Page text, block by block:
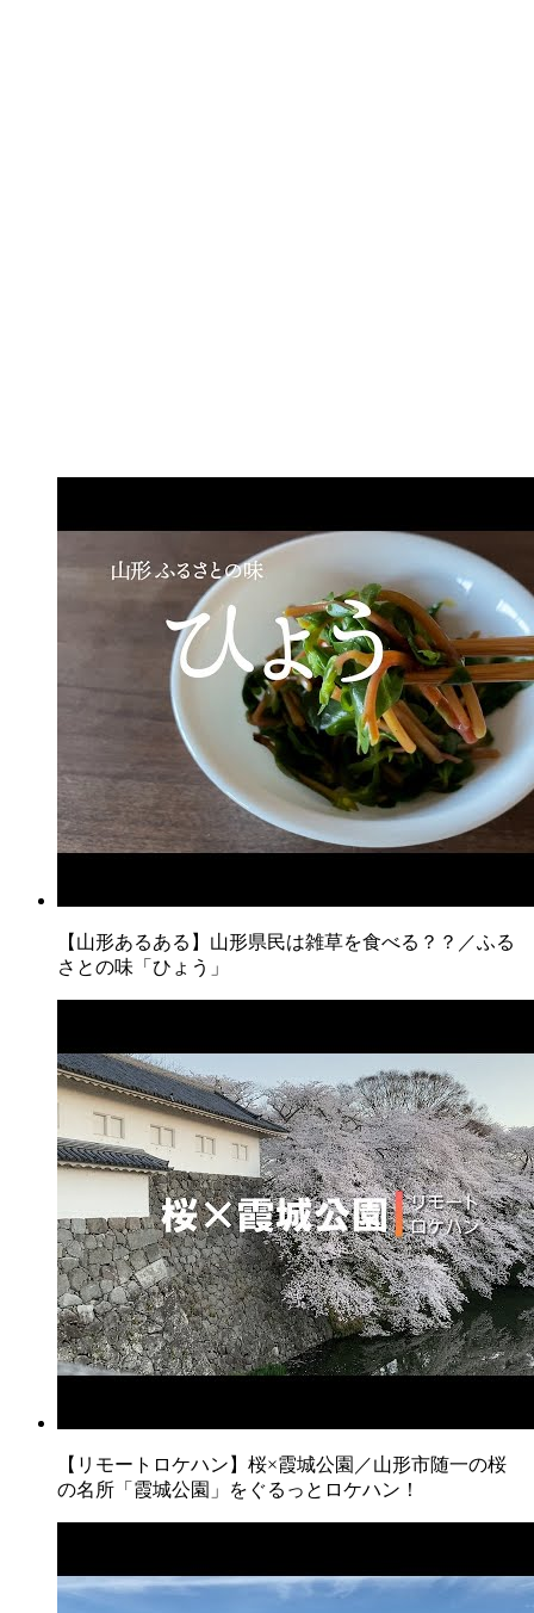
【山形あるある】山形県民は雑草を食べる？？／ふる
さとの味「ひょう」
【リモートロケハン】桜×霞城公園／山形市随一の桜
の名所「霞城公園」をぐるっとロケハン！